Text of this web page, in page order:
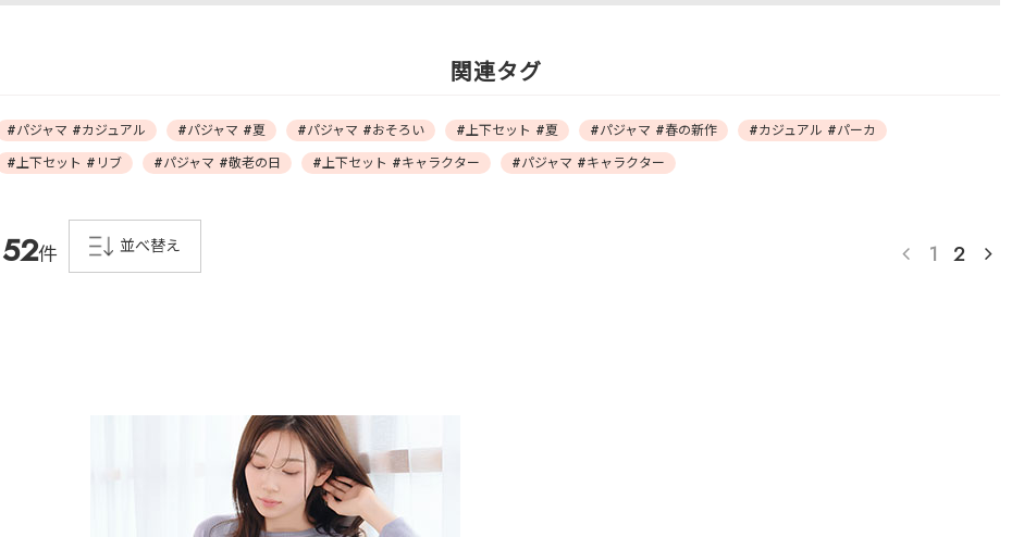
関連タグ
#パジャマ #カジュアル #パジャマ #夏 #パジャマ #おそろい #上下セット #夏 #パジャマ #春の新作
#カジュアル #パーカ
#上下セット #リブ
#パジャマ #敬老の日 #上下セット #キャラクター #パジャマ #キャラクター
52件 1 2
並べ替え